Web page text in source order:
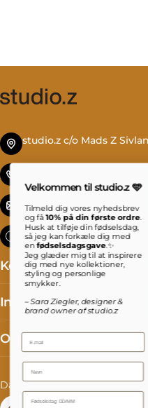
studio.z c/o Mads Z
info@studioz.dk
Mandag til torsdag: 8 - 16
Kollektioner
Information
Om studio.z
S
Dansk
L
Danmark (DKK kr.)
Velkommen til studio.z 🩵
Tilmeld dig vores nyhedsbrev
og få10% på din første ordre.
Husk at tilføje din fødselsdag,
så jeg kan forkæle dig med
enfødselsdagsgave.✨
Jeg glæder mig til at inspirere
dig med nye kollektioner,
styling og personlige
smykker.
– Sara Ziegler, designer &
brand owner af studio.z
Email
Name